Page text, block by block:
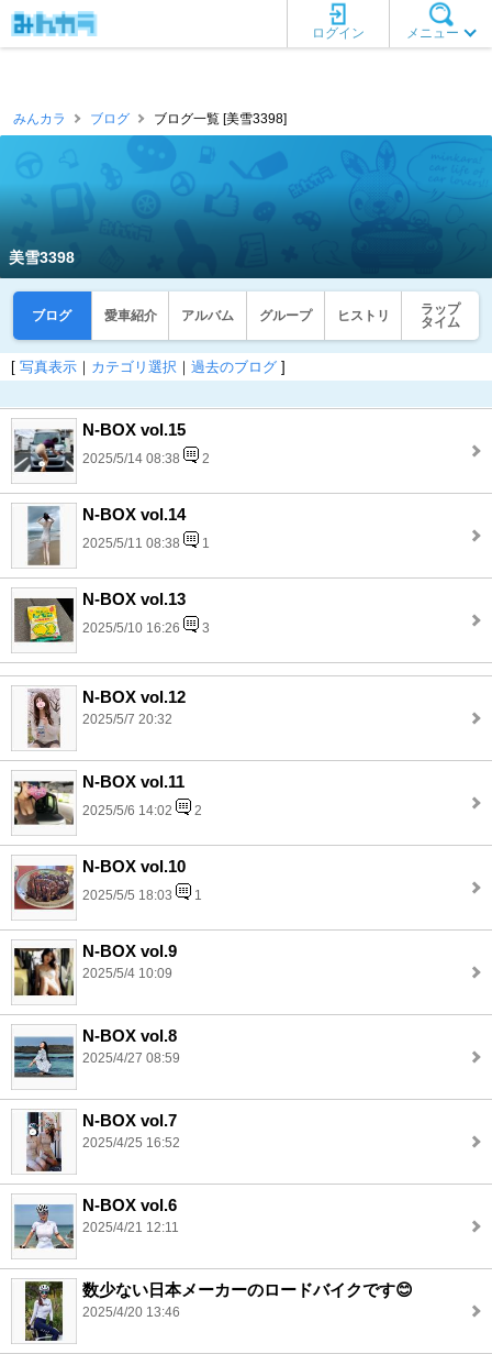
メニュー
ログイン
みんカラ ブログ ブログ一覧 [美雪3398]
美雪3398
ブログ 愛車紹介 アルバム グループ ヒストリ
ラップ
タイム
[ 写真表示 ｜ カテゴリ選択 ｜ 過去のブログ ]
N-BOX vol.15
2025/5/14 08:38 2
N-BOX vol.14
2025/5/11 08:38 1
N-BOX vol.13
2025/5/10 16:26 3
N-BOX vol.12
2025/5/7 20:32
N-BOX vol.11
2025/5/6 14:02 2
N-BOX vol.10
2025/5/5 18:03 1
N-BOX vol.9
2025/5/4 10:09
N-BOX vol.8
2025/4/27 08:59
N-BOX vol.7
2025/4/25 16:52
N-BOX vol.6
2025/4/21 12:11
数少ない日本メーカーのロードバイクです😊
2025/4/20 13:46